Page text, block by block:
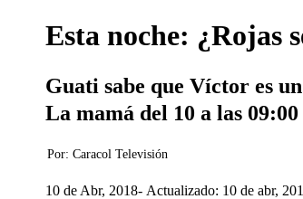
Esta noche: ¿Rojas
Guati sabe que Víctor es
La mamá del 10 a las
Por: Caracol Televisión
10 de Abr, 2018 Actualizado: 10 de abr,